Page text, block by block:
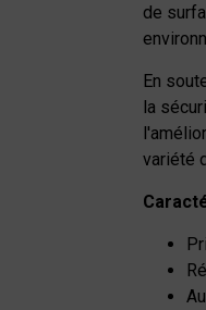
de
En
la
variété